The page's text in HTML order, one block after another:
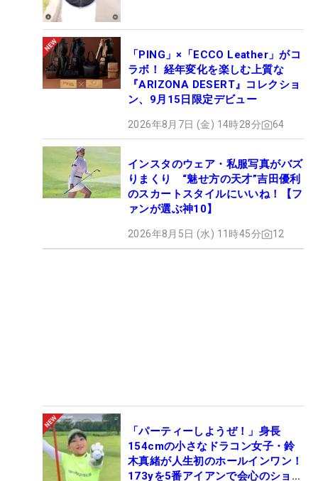
「PING」×「ECCO Leather」がコ
ラボ！ 経年変化を楽しむ上質な
『ARIZONA DESERT』コレクショ
ン、9月15日限定デビュー
2026年8月7日 (金) 14時28分 64
インスタのウェア・私服写真がバズ
りまくり “魅せ方の天才”吉田優利
のスカートスタイルにいいね！【フ
ァンが選ぶ神10】
2026年8月5日 (水) 11時45分 12
「パーティーしようぜ！」身長
154cmの小さなドラコン女子・鈴
木真緒が人生初のホールインワン！
173yを5番アイアンで会心のショッ